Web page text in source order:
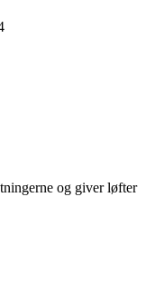
og giver løfter